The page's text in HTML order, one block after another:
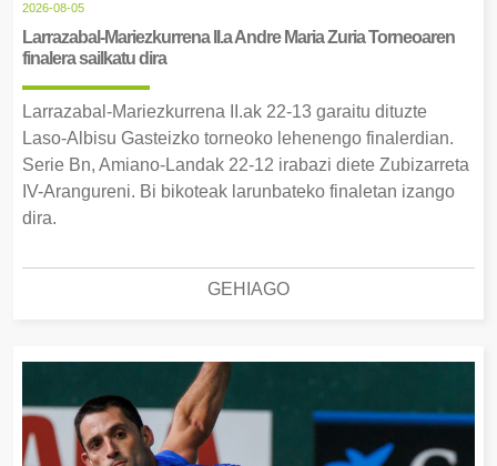
2026-08-05
Larrazabal-Mariezkurrena II.a Andre Maria Zuria Torneoaren
finalera sailkatu dira
Larrazabal-Mariezkurrena II.ak 22-13 garaitu dituzte
Laso-Albisu Gasteizko torneoko lehenengo finalerdian.
Serie Bn, Amiano-Landak 22-12 irabazi diete Zubizarreta
IV-Arangureni. Bi bikoteak larunbateko finaletan izango
dira.
GEHIAGO